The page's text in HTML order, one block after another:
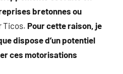
bretonnes ou
Ticos. Pour cette raison, je
dispose d’un potentiel
ces motorisations